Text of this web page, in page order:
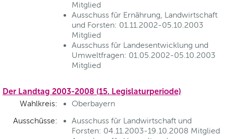
Mitglied
Ausschuss für Ernährung, Landwirtschaft
und Forsten: 01.11.2002-05.10.2003
Mitglied
Ausschuss für Landesentwicklung und
Umweltfragen: 01.05.2002-05.10.2003
Mitglied
Der Landtag 2003-2008 (15. Legislaturperiode)
Wahlkreis:
Oberbayern
Ausschüsse:
Ausschuss für Landwirtschaft und
Forsten: 04.11.2003-19.10.2008 Mitglied